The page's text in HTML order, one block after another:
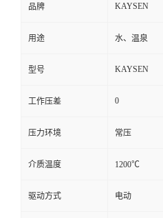
品牌 KAYSEN
用途 水、温泉
型号 KAYSEN
工作压差 0
压力环境 常压
介质温度 1200℃
驱动方式 电动